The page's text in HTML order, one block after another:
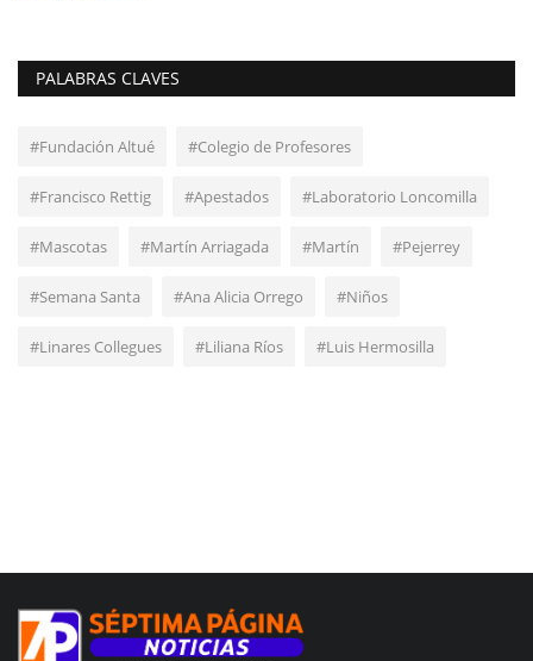
PALABRAS CLAVES
#Fundación Altué #Colegio de Profesores
#Francisco Rettig #Apestados #Laboratorio Loncomilla
#Mascotas #Martín Arriagada #Martín #Pejerrey
#Semana Santa #Ana Alicia Orrego #Niños
#Linares Collegues #Liliana Ríos #Luis Hermosilla